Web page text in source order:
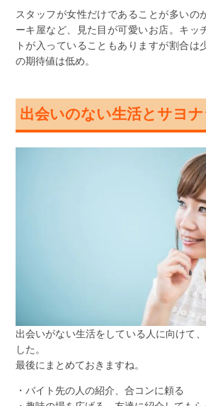
スタッフが女性だけであることが多いの
ーキ屋など、見た目が可愛いお店。キッ
トが入っていることもありますが割合は
の期待値は低め。
出会いのない生活とサヨナ
出会いがない生活をしている人に向けて
した。
最後にまとめておきますね。
・バイト先の人の紹介、合コンに頼る